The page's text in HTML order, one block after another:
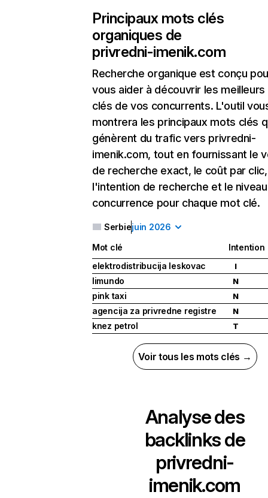
Principaux mots clés
organiques de
privredni-imenik.com
Recherche organique est conçu
vous aider à découvrir les
clés de vos concurrents. L'outil
montrera les principaux mots clés
génèrent du trafic vers privredni-
imenik.com, tout en fournissant le
de recherche exact, le coût par clic,
l'intention de recherche et le
concurrence pour chaque mot clé.
Serbiejuin 2026
Mot clé
Intention
elektrodistribucija leskovac
I
limundo N
pink taxi N
agencija za privredne registre N
knez petrol T
Voir tous les mots clés →
Analyse des
backlinks de
privredni-
imenik.com